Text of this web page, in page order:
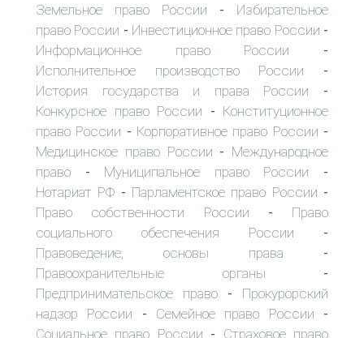
Земельное право России - Избирательное
право России - Инвестиционное право России -
Информационное право России -
Исполнительное производство России -
История государства и права России -
Конкурсное право России - Конституционное
право России - Корпоративное право России -
Медицинское право России - Международное
право - Муниципальное право России -
Нотариат РФ - Парламентское право России -
Право собственности России - Право
социального обеспечения России -
Правоведение, основы права -
Правоохранительные органы -
Предпринимательское право - Прокурорский
надзор России - Семейное право России -
Социальное право России - Страховое право